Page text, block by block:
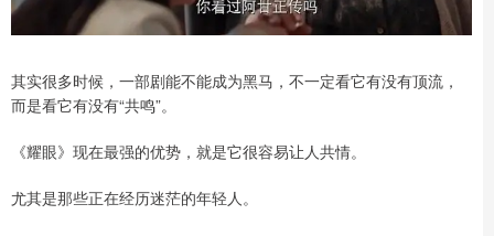
其实很多时候，一部剧能不能成为黑马，不一定看它有没有顶流，
而是看它有没有“共鸣”。
《耀眼》现在最强的优势，就是它很容易让人共情。
尤其是那些正在经历迷茫的年轻人。